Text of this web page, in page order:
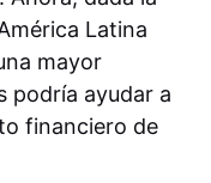
Latina
mayor
podría ayudar a
financiero de